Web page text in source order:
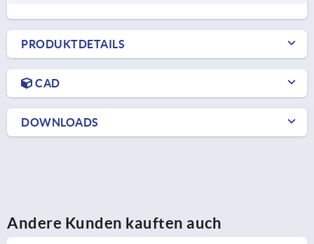
PRODUKTDETAILS
CAD
DOWNLOADS
Andere Kunden kauften auch